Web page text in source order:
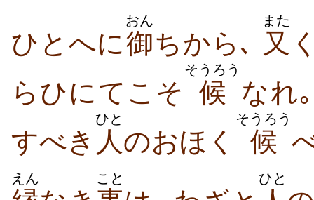
ひとへに御
おん
ちから､ 又
また
らひにてこそ
候
そうろう
なれ
すべき 人
ひと
のおほく 候
そうろう
えん こと ひと